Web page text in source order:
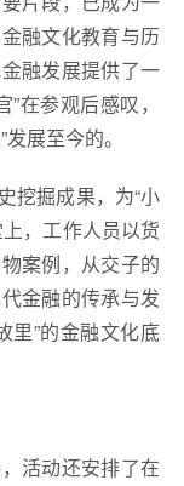
融文化教育与历
融发展提供了一
在参观后感叹，
展至今的。
挖掘成果，为“小
，工作人员以货
案例，从交子的
金融的传承与发
里”的金融文化底
活动还安排了在